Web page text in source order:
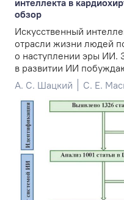
обзор
Искусственный
отрасли жизни людей
о наступлении эры ИИ.
в развитии ИИ
А. С. Шацкий
С. Е.